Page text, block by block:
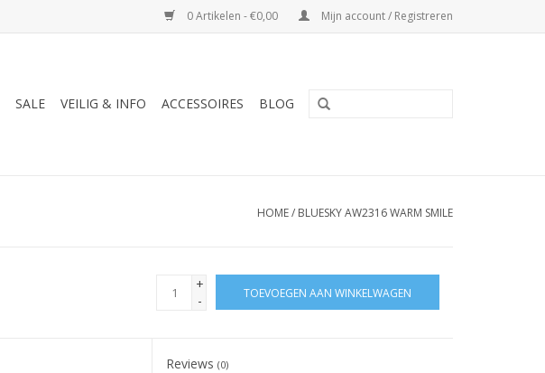
0 Artikelen - €0,00 Mijn account / Registreren
SALE VEILIG & INFO ACCESSOIRES BLOG
HOME/ BLUESKY AW2316 WARM SMILE
+
-
TOEVOEGEN AAN WINKELWAGEN
Reviews(0)